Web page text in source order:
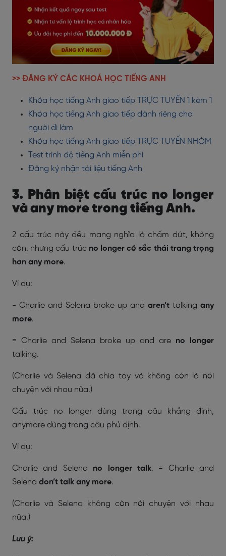
>> ĐĂNG KÝ CÁC KHOÁ HỌC TIẾNG ANH
Khóa học tiếng Anh giao tiếp TRỰC TUYẾN 1 kèm 1
Khóa học tiếng Anh giao tiếp dành riêng cho
người đi làm
Khóa học tiếng Anh giao tiếp TRỰC TUYẾN NHÓM
Test trình độ tiếng Anh miễn phí
Đăng ký nhận tài liệu tiếng Anh
3. Phân biệt cấu trúc no longer
và any more trong tiếng Anh.
2 cấu trúc này đều mang nghĩa là chấm dứt, không
còn, nhưng cấu trúc no longer có sắc thái trang trọng
hơn any more.
Ví dụ:
- Charlie and Selena broke up and aren’t talking any
more.
= Charlie and Selena broke up and are no longer
talking.
(Charlie và Selena đã chia tay và không còn là nói
chuyện với nhau nữa.)
Cấu trúc no longer dùng trong câu khẳng định,
anymore dùng trong câu phủ định.
Ví dụ:
Charlie and Selena no longer talk. = Charlie and
Selena don’t talk any more.
(Charlie và Selena không còn nói chuyện với nhau
nữa.)
Lưu ý: